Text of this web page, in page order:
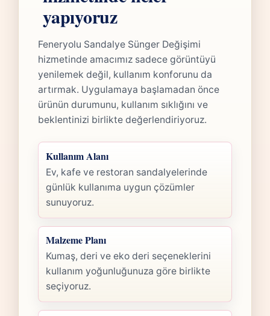
yapıyoruz
Feneryolu Sandalye Sünger Değişimi
hizmetinde amacımız sadece görüntüyü
yenilemek değil, kullanım konforunu da
artırmak. Uygulamaya başlamadan önce
ürünün durumunu, kullanım sıklığını ve
beklentinizi birlikte değerlendiriyoruz.
Kullanım Alanı
Ev, kafe ve restoran sandalyelerinde
günlük kullanıma uygun çözümler
sunuyoruz.
Malzeme Planı
Kumaş, deri ve eko deri seçeneklerini
kullanım yoğunluğunuza göre birlikte
seçiyoruz.